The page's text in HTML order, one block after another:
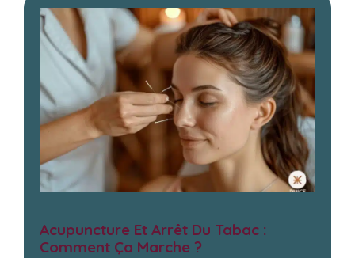
Acupuncture Et Arrêt Du Tabac :
Comment Ça Marche ?